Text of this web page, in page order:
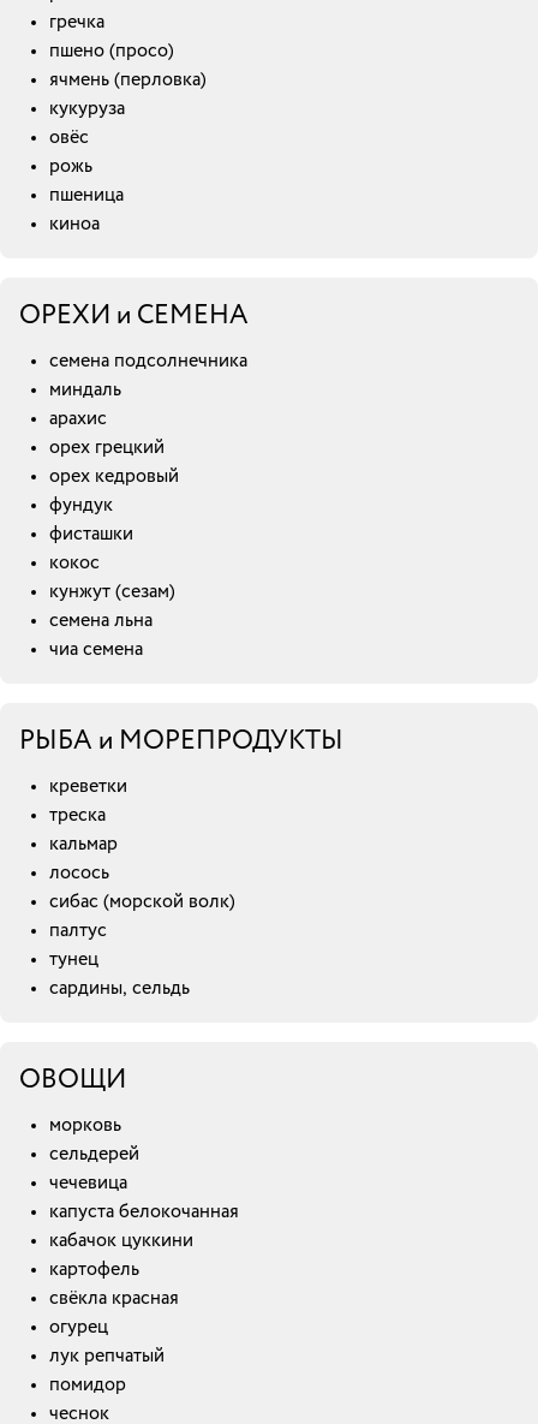
гречка
пшено (просо)
ячмень (перловка)
кукуруза
овёс
рожь
пшеница
киноа
ОРЕХИ и СЕМЕНА
семена подсолнечника
миндаль
арахис
орех грецкий
орех кедровый
фундук
фисташки
кокос
кунжут (сезам)
семена льна
чиа семена
РЫБА и МОРЕПРОДУКТЫ
креветки
треска
кальмар
лосось
сибас (морской волк)
палтус
тунец
сардины, сельдь
ОВОЩИ
морковь
сельдерей
чечевица
капуста белокочанная
кабачок цуккини
картофель
свёкла красная
огурец
лук репчатый
помидор
чеснок